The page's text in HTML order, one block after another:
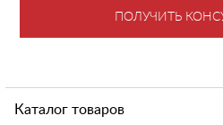
ПОЛУЧИТЬ
Каталог товаров